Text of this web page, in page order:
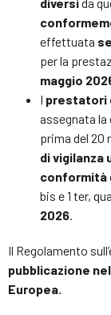
effettuata
per la
maggio
I prestatori
assegnata la
prima del 20
di vigilanza
conformità
bis e 1 ter,
2026.
Il Regolamento
pubblicazione
Europea.